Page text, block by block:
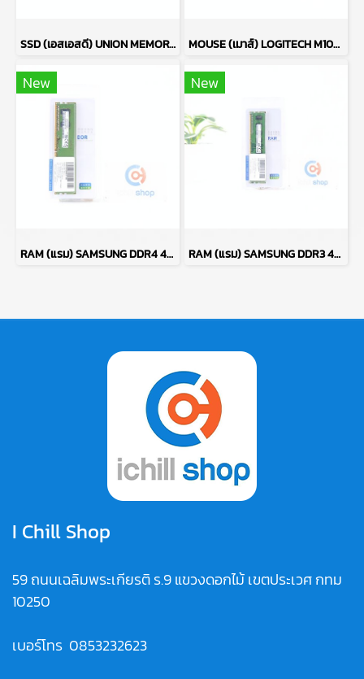
SSD (เอสเอสดี) UNION MEMORY AM610 256GB PCIe NVMe M.2 2242 P17765 MOUSE (เมาส์) LOGITECH M100R (BLACK) P13638
New
RAM (แรม) SAMSUNG DDR4 4GB (4GBX1) 2666MHz 16CHIP (ของใหม่) P17763
New
RAM (แรม) SAMSUNG DDR3 4GB (4GBX1) 1600MHz 8CHIP (ของใหม่) P17764
I Chill Shop
59 ถนนเฉลิมพระเกียรติ ร.9 แขวงดอกไม้ เขตประเวศ กทม
10250
เบอร์โทร 0853232623